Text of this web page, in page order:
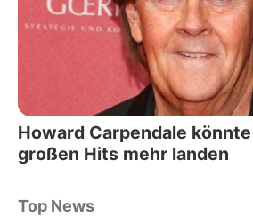
Howard Carpendale
großen Hits mehr landen
Top News